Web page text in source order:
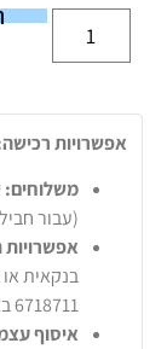
אפשרויות
משלוחים:
(עבור חבילות
6718711 בצירוף מספר הזמנה).
איסוף